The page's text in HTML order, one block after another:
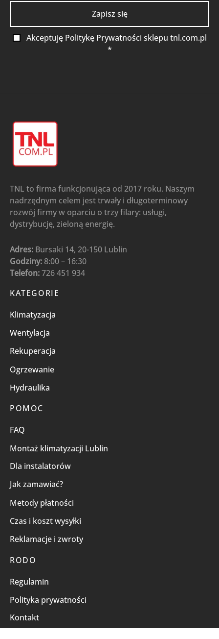
Akceptuję Politykę Prywatności sklepu tnl.com.pl
*
TNL to firma funkcjonująca od 2017 roku. Naszym
nadrzędnym celem jest trwały i długoterminowy
rozwój firmy w oparciu o trzy filary: usługi,
dystrybucję, zieloną energię.
Adres: Bursaki 14, 20-150 Lublin
Godziny: 8:00 – 16:30
Telefon:726 451 934
KATEGORIE
Klimatyzacja
Wentylacja
Rekuperacja
Ogrzewanie
Hydraulika
POMOC
FAQ
Montaż klimatyzacji Lublin
Dla instalatorów
Jak zamawiać?
Metody płatności
Czas i koszt wysyłki
Reklamacje i zwroty
RODO
Regulamin
Polityka prywatności
Kontakt